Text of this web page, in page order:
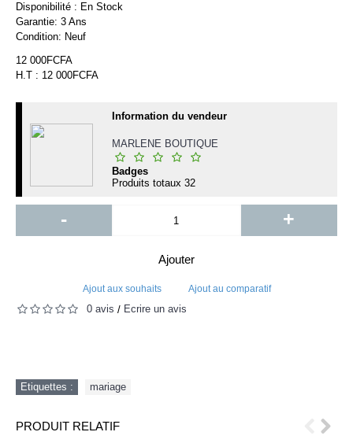
Disponibilité : En Stock
Garantie: 3 Ans
Condition: Neuf
12 000FCFA
H.T : 12 000FCFA
Information du vendeur
MARLENE BOUTIQUE
Badges
Produits totaux 32
- +
Ajouter
Ajout aux souhaits Ajout au comparatif
0 avis / Écrire un avis
Etiquettes : mariage
PRODUIT RELATIF